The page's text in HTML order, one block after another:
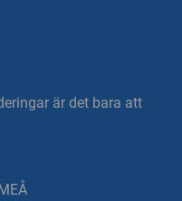
är det bara att